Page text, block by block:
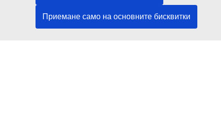
Приемане само на основните бисквитки
ЕС в социалните медии
Институции и органи на ЕС